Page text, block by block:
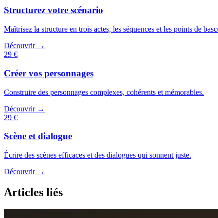
Structurez votre scénario
Maîtrisez la structure en trois actes, les séquences et les points de
Découvrir →
29 €
Créer vos personnages
Construire des personnages complexes, cohérents et mémorables.
Découvrir →
29 €
Scène et dialogue
Écrire des scènes efficaces et des dialogues qui sonnent juste.
Découvrir →
Articles liés